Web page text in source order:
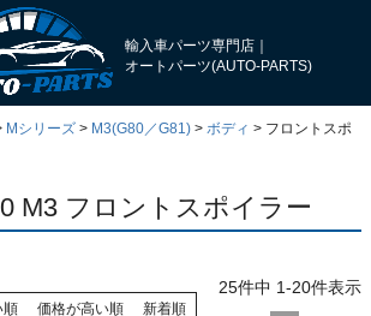
輸入車パーツ専門店｜
オートパーツ(AUTO-PARTS)
Mシリーズ M3(G80／G81) ボディ
フロントスポ
M3 フロントスポイラー
順 価格が高い順 新着順
25件中 1-20件表示